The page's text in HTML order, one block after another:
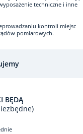
techniczne i inne
kontroli miejsc
pomiarowych.
BĘDĄ